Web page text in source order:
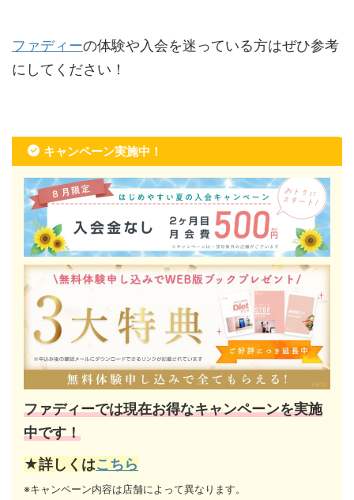
ファディーの体験や入会を迷っている方はぜひ参考
にしてください！
キャンペーン実施中！
ファディーでは現在お得なキャンペーンを実施
中です！
★詳しくはこちら
※キャンペーン内容は店舗によって異なります。